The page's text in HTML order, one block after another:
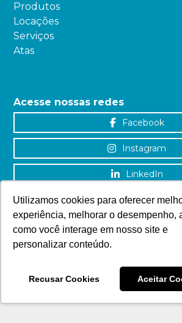
Utilizamos cookies para oferecer
experiência, melhorar o desempenho,
como você interage em nosso site e
personalizar conteúdo.
Recusar Cookies Aceitar
Produtos
Locações
Serviços
Atas
Acesse nossas redes
Facebook
Instagram
LinkedIn
YouTube